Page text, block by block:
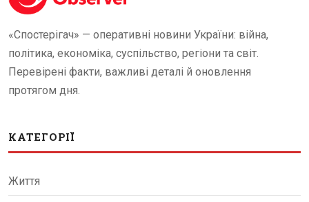
«Спостерігач» — оперативні новини України: війна,
політика, економіка, суспільство, регіони та світ.
Перевірені факти, важливі деталі й оновлення
протягом дня.
КАТЕГОРІЇ
Життя